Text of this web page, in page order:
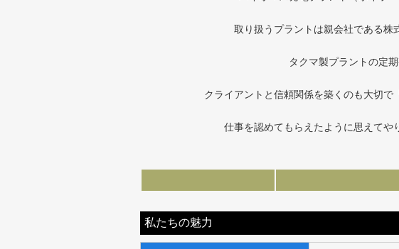
取り扱うプラントは親会社である株
タクマ製プラントの定
クライアントと信頼関係を築くのも大切
仕事を認めてもらえたように思えてや
私たちの魅力